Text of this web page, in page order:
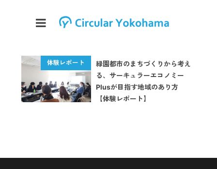
緑園都市のまちづくりから考え
る、サーキュラーエコノミー
Plusが目指す地域のあり方
【体験レポート】